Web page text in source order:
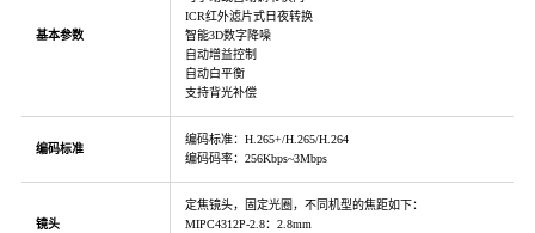
基本参数
ICR红外滤片式日夜转换
智能3D数字降噪
自动增益控制
自动白平衡
支持背光补偿
编码标准
编码标准：H.265+/H.265/H.264
编码码率：256Kbps~3Mbps
镜头
定焦镜头，固定光圈，不同机型的焦距如下：
MIPC4312P-2.8：2.8mm